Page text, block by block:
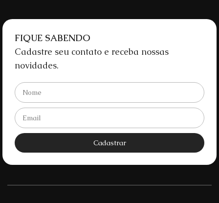
FIQUE SABENDO
Cadastre seu contato e receba nossas
novidades.
Cadastrar